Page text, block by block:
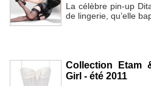
La célèbre pin-up
de lingerie, qu’elle
Collection Etam
Girl - été 2011